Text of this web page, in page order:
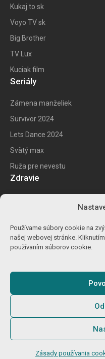
Používame súbory cookie na
našej webovej stránke.
používaním súborov cookie.
Zásady používania
Kukaj to sk
Voyo TV sk
Big Brother
TV Lux
Kuciak film
Seriály
Zámena manželiek
Survivor 2024
Lets Dance 2024
Svätý max
Ruža pre nevestu
Zdravie
Ako znížiť cholesterol
Ůľava pri migréne
© 2025
Zodpovedné hranie